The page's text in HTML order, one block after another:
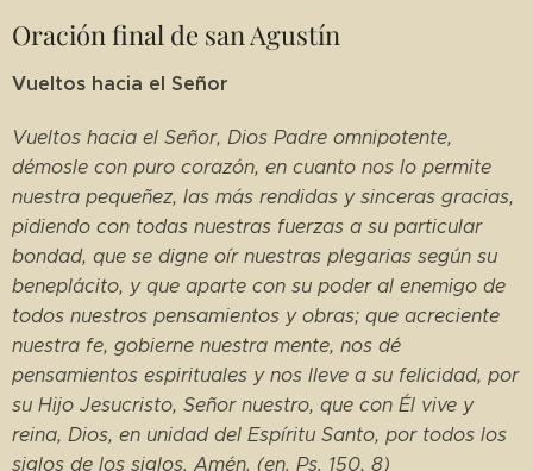
Oración final de san Agustín
Vueltos hacia el Señor
Vueltos hacia el Señor, Dios Padre omnipotente,
démosle con puro corazón, en cuanto nos lo permite
nuestra pequeñez, las más rendidas y sinceras gracias,
pidiendo con todas nuestras fuerzas a su particular
bondad, que se digne oír nuestras plegarias según su
beneplácito, y que aparte con su poder al enemigo de
todos nuestros pensamientos y obras; que acreciente
nuestra fe, gobierne nuestra mente, nos dé
pensamientos espirituales y nos lleve a su felicidad, por
su Hijo Jesucristo, Señor nuestro, que con Él vive y
reina, Dios, en unidad del Espíritu Santo, por todos los
siglos de los siglos. Amén. (en. Ps. 150, 8)